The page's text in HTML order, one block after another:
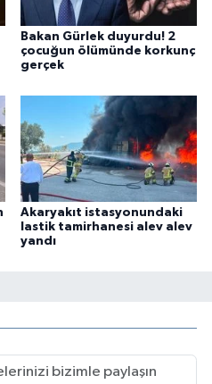
Bakan Gürlek duyurdu! 2
çocuğun ölümünde korkunç
gerçek
Akaryakıt istasyonundaki
lastik tamirhanesi alev alev
yandı